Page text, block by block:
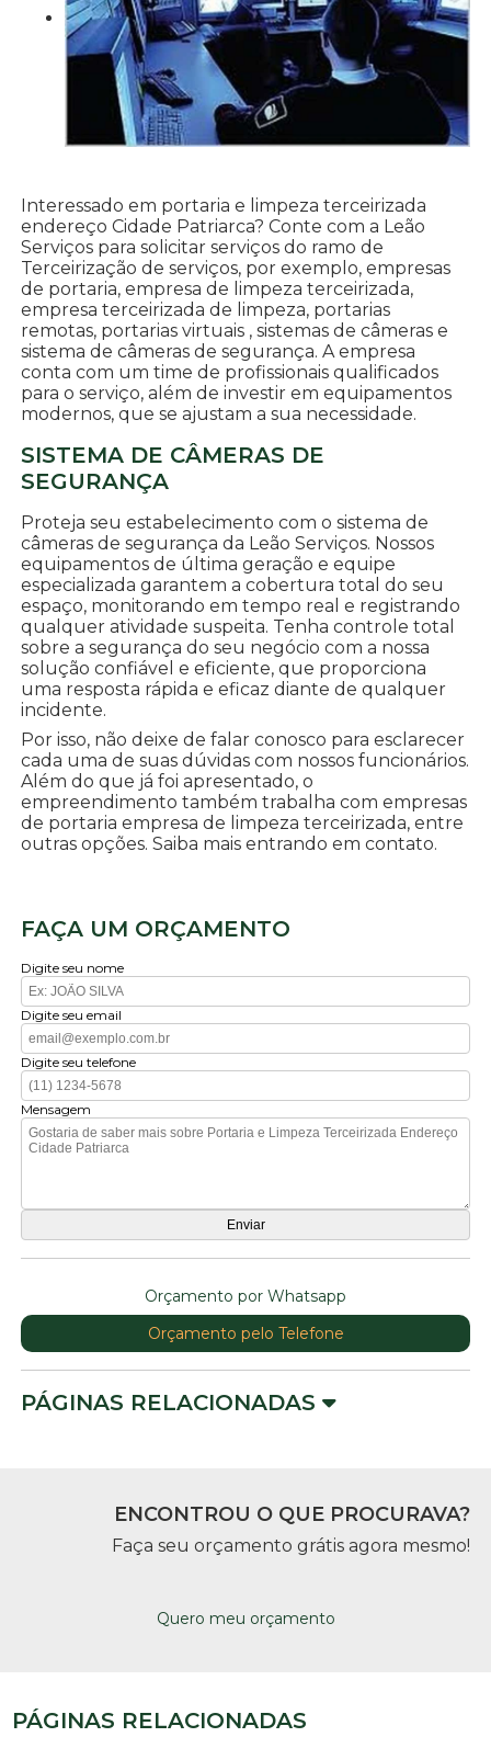
Interessado em portaria e limpeza terceirizada
endereço Cidade Patriarca? Conte com a Leão
Serviços para solicitar serviços do ramo de
Terceirização de serviços, por exemplo, empresas
de portaria, empresa de limpeza terceirizada,
empresa terceirizada de limpeza, portarias
remotas, portarias virtuais , sistemas de câmeras e
sistema de câmeras de segurança. A empresa
conta com um time de profissionais qualificados
para o serviço, além de investir em equipamentos
modernos, que se ajustam a sua necessidade.
SISTEMA DE CÂMERAS DE
SEGURANÇA
Proteja seu estabelecimento com o sistema de
câmeras de segurança da Leão Serviços. Nossos
equipamentos de última geração e equipe
especializada garantem a cobertura total do seu
espaço, monitorando em tempo real e registrando
qualquer atividade suspeita. Tenha controle total
sobre a segurança do seu negócio com a nossa
solução confiável e eficiente, que proporciona
uma resposta rápida e eficaz diante de qualquer
incidente.
Por isso, não deixe de falar conosco para esclarecer
cada uma de suas dúvidas com nossos funcionários.
Além do que já foi apresentado, o
empreendimento também trabalha com empresas
de portaria empresa de limpeza terceirizada, entre
outras opções. Saiba mais entrando em contato.
FAÇA UM ORÇAMENTO
Digite seu nome
Digite seu email
Digite seu telefone
Mensagem
Orçamento por Whatsapp
Orçamento pelo Telefone
PÁGINAS RELACIONADAS
ENCONTROU O QUE PROCURAVA?
Faça seu orçamento grátis agora mesmo!
Quero meu orçamento
PÁGINAS RELACIONADAS